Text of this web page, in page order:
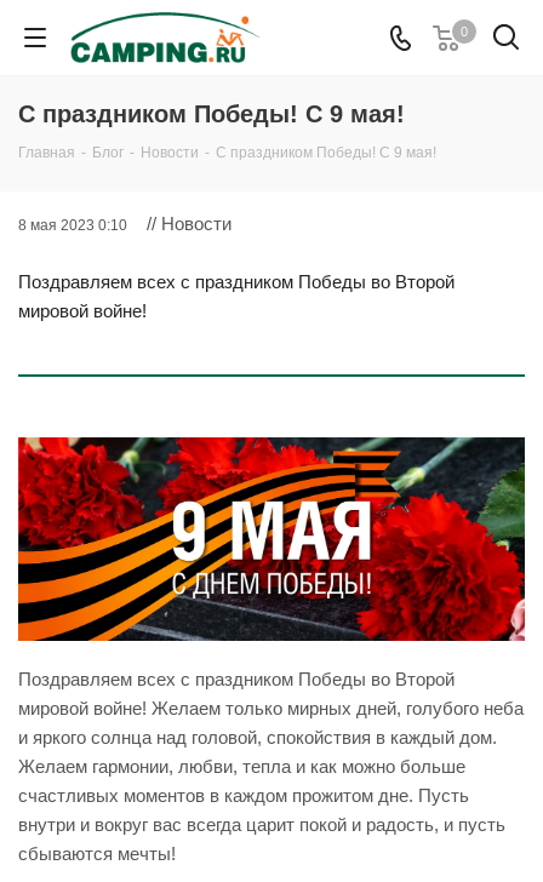
0
С праздником Победы! С 9 мая!
Главная - Блог - Новости - С праздником Победы! С 9 мая!
8 мая 2023 0:10 // Новости
Поздравляем всех с праздником Победы во Второй
мировой войне!
Поздравляем всех с праздником Победы во Второй
мировой войне! Желаем только мирных дней, голубого неба
и яркого солнца над головой, спокойствия в каждый дом.
Желаем гармонии, любви, тепла и как можно больше
счастливых моментов в каждом прожитом дне. Пусть
внутри и вокруг вас всегда царит покой и радость, и пусть
сбываются мечты!